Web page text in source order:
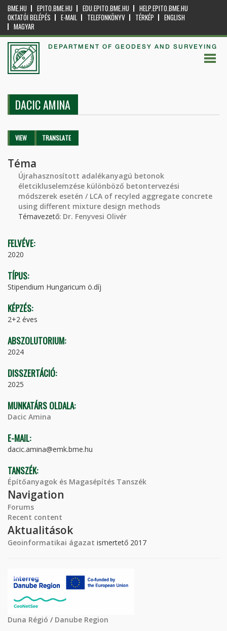
BME.HU EPITO.BME.HU EDU.EPITO.BME.HU
HELP.EPITO.BME.HU
OKTATÓI BELÉPÉS
E-MAIL TELEFONKÖNYV TÉRKÉP
ENGLISH
MAGYAR
DEPARTMENT OF GEODESY AND SURVEYING
DACIC AMINA
Primary tabs
VIEW (ACTIVETRANSLATE
Téma
Újrahasznosított adalékanyagú betonok
életcikluselemzése különböző betontervezési
módszerek esetén / LCA of recyled aggregate concrete
using different mixture design methods
Témavezető: Dr. Fenyvesi Olivér
FELVÉVE:
2020
TÍPUS:
Stipendium Hungaricum ö.díj
KÉPZÉS:
2+2 éves
ABSZOLUTORIUM:
2024
DISSZERTÁCIÓ:
2025
MUNKATÁRS OLDALA:
Dacic Amina
E-MAIL:
dacic.amina@emk.bme.hu
TANSZÉK:
Építőanyagok és Magasépítés Tanszék
Navigation
Forums
Recent content
Aktualitások
Geoinformatikai ágazat ismertető 2017
Duna Régió / Danube Region